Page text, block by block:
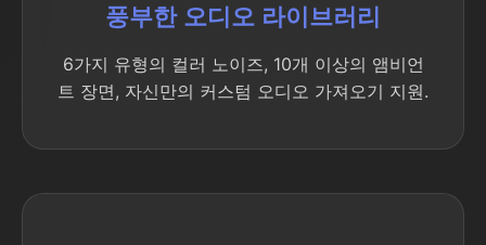
풍부한 오디오 라이브러리
6가지 유형의 컬러 노이즈, 10개 이상의 앰비언
트 장면, 자신만의 커스텀 오디오 가져오기 지원.